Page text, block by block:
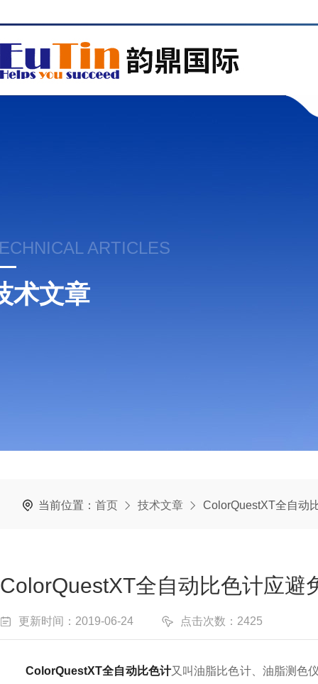
ARTICLES
术文章
当前位置： 首页 技术文章 ColorQuestXT全自动
ColorQuestXT全自动比色计应避
更新时间：2019-06-24 点击次数：2425
ColorQuestXT全自动比色计又叫油脂比色计、油脂测色